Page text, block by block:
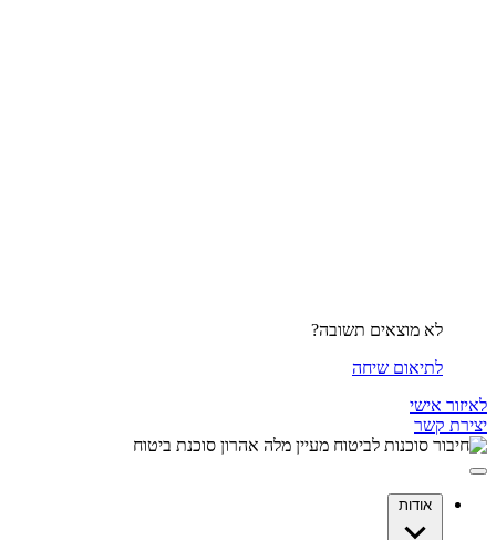
לא מוצאים תשובה?
לתיאום שיחה
לאיזור אישי
יצירת קשר
אודות